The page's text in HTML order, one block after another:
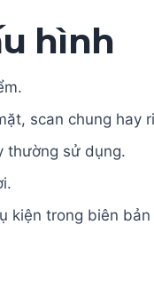
hình
scan chung hay
thường sử dụng.
kiện trong biên